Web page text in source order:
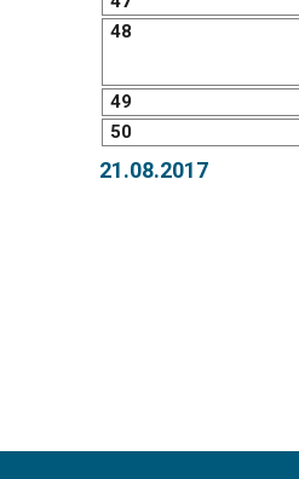
48
49
50
21.08.2017